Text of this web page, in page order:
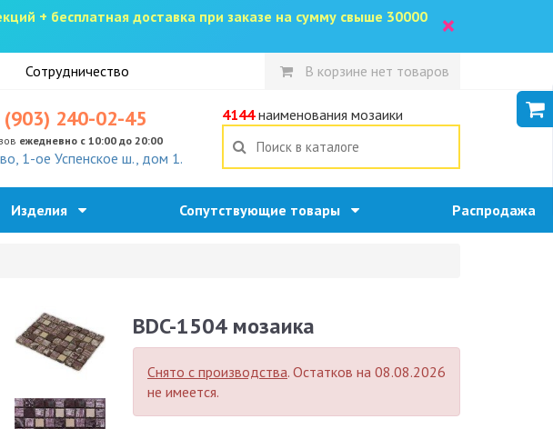
+ бесплатная доставка при заказе на сумму свыше 30000
×
Сотрудничество В корзине нет товаров
(903) 240-02-45
ежедневно с 10:00 до 20:00
1-ое Успенское ш., дом 1.
4144наименования мозаики
Изделия Сопутствующие товары Распродажа
BDC-1504 мозаика
Снято с производства. Остатков на 08.08.2026
не имеется.